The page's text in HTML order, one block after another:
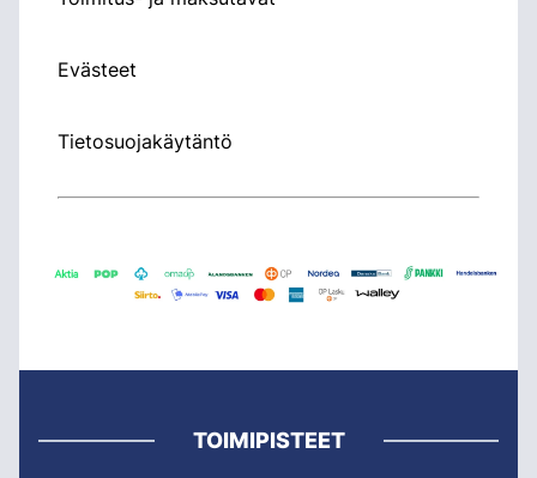
Evästeet
Tietosuojakäytäntö
TOIMIPISTEET